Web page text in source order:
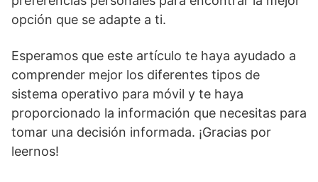
opción que se adapte a ti.
Esperamos que este artículo te haya ayudado a
comprender mejor los diferentes tipos de
sistema operativo para móvil y te haya
proporcionado la información que necesitas para
tomar una decisión informada. ¡Gracias por
leernos!